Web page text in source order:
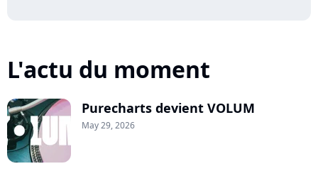
L'actu du moment
Purecharts devient VOLUM
May 29, 2026